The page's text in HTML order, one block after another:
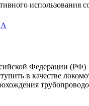
использования
Федерации
в качестве